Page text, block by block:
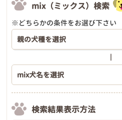
mix（ミックス）検索
※どちらかの条件をお選び下さい
検索結果表示方法